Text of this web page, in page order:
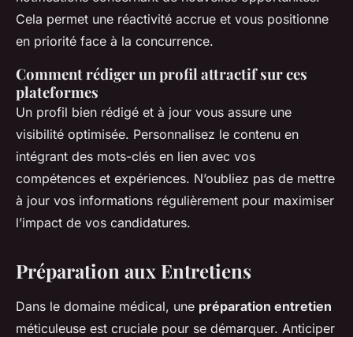
Cela permet une réactivité accrue et vous positionne
en priorité face à la concurrence.
Comment rédiger un profil attractif sur ces
plateformes
Un profil bien rédigé et à jour vous assure une
visibilité optimisée. Personnalisez le contenu en
intégrant des mots-clés en lien avec vos
compétences et expériences. N’oubliez pas de mettre
à jour vos informations régulièrement pour maximiser
l’impact de vos candidatures.
Préparation aux Entretiens
Dans le domaine médical, une préparation entretien
méticuleuse est cruciale pour se démarquer. Anticiper